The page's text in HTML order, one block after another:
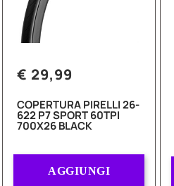
€ 29,99
COPERTURA PIRELLI 26-
622 P7 SPORT 60TPI
700X26 BLACK
AGGIUNGI